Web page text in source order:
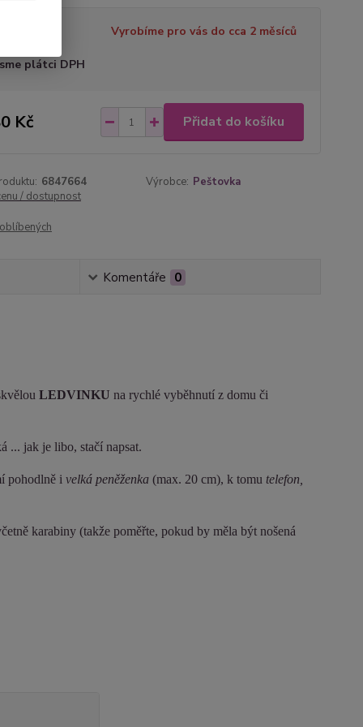
Vyrobíme pro vás do cca 2 měsíců
plátci DPH
Kč Přidat do košíku
6847664 Výrobce: Peštovka
/ dostupnost
Komentáře 0
LEDVINKU na rychlé vyběhnutí z domu či
... jak je libo, stačí napsat.
pohodlně i velká peněženka(max. 20 cm), k tomu telefon,
karabiny (takže poměřte, pokud by měla být nošená